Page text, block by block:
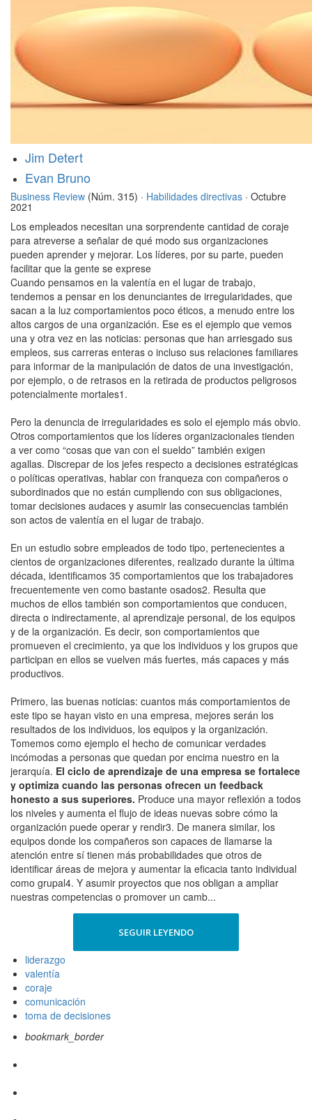
Jim Detert
Evan Bruno
Business Review (Núm. 315) · Habilidades directivas · Octubre
2021
Los empleados necesitan una sorprendente cantidad de coraje
para atreverse a señalar de qué modo sus organizaciones
pueden aprender y mejorar. Los líderes, por su parte, pueden
facilitar que la gente se exprese
Cuando pensamos en la valentía en el lugar de trabajo,
tendemos a pensar en los denunciantes de irregularidades, que
sacan a la luz comportamientos poco éticos, a menudo entre los
altos cargos de una organización. Ese es el ejemplo que vemos
una y otra vez en las noticias: personas que han arriesgado sus
empleos, sus carreras enteras o incluso sus relaciones familiares
para informar de la manipulación de datos de una investigación,
por ejemplo, o de retrasos en la retirada de productos peligrosos
potencialmente mortales1.
Pero la denuncia de irregularidades es solo el ejemplo más obvio.
Otros comportamientos que los líderes organizacionales tienden
a ver como “cosas que van con el sueldo” también exigen
agallas. Discrepar de los jefes respecto a decisiones estratégicas
o políticas operativas, hablar con franqueza con compañeros o
subordinados que no están cumpliendo con sus obligaciones,
tomar decisiones audaces y asumir las consecuencias también
son actos de valentía en el lugar de trabajo.
En un estudio sobre empleados de todo tipo, pertenecientes a
cientos de organizaciones diferentes, realizado durante la última
década, identificamos 35 comportamientos que los trabajadores
frecuentemente ven como bastante osados2. Resulta que
muchos de ellos también son comportamientos que conducen,
directa o indirectamente, al aprendizaje personal, de los equipos
y de la organización. Es decir, son comportamientos que
promueven el crecimiento, ya que los individuos y los grupos que
participan en ellos se vuelven más fuertes, más capaces y más
productivos.
Primero, las buenas noticias: cuantos más comportamientos de
este tipo se hayan visto en una empresa, mejores serán los
resultados de los individuos, los equipos y la organización.
Tomemos como ejemplo el hecho de comunicar verdades
incómodas a personas que quedan por encima nuestro en la
jerarquía. El ciclo de aprendizaje de una empresa se fortalece
y optimiza cuando las personas ofrecen un feedback
honesto a sus superiores. Produce una mayor reflexión a todos
los niveles y aumenta el flujo de ideas nuevas sobre cómo la
organización puede operar y rendir3. De manera similar, los
equipos donde los compañeros son capaces de llamarse la
atención entre sí tienen más probabilidades que otros de
identificar áreas de mejora y aumentar la eficacia tanto individual
como grupal4. Y asumir proyectos que nos obligan a ampliar
nuestras competencias o promover un camb...
SEGUIR LEYENDO
liderazgo
valentía
coraje
comunicación
toma de decisiones
bookmark_border